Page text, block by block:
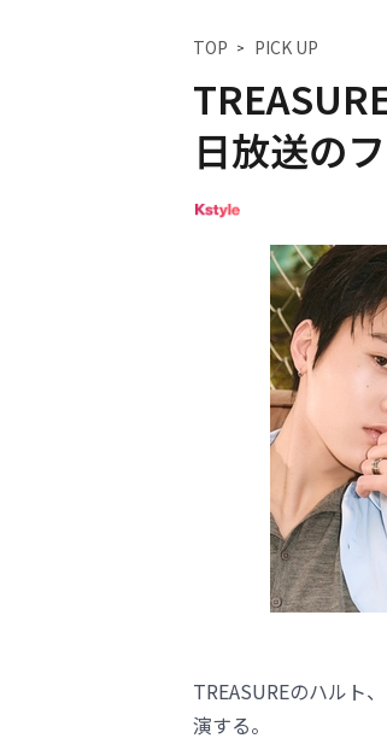
TOP PICK UP
日放送の
TREASUREのハルト
演する。